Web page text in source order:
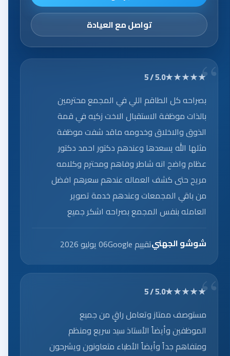
تواصل مع العيادة
★★★★★
5.0 / 5
بصراحه كل الطاقم اللي في المجمع محترمين
بالذات موظفة الاستقبال الاخت زكيه في قمة
الذوق والاخلاق وخدومه ماقد شفت موظفة
مثلها الله يسعدها وعندهم دكتور احمد دكتور
عظام واضح انه شاطر وفاهم ومحترم وكلامه
مريح حتى كشف العماله عندهم سعرهم افضل
من باقي المجمعات وعندهم خدمة تصوير
العامله بنفس المجمع بصراحه اشكر جميع
شوشو الجهنيتقييم Google 06 يوليو 2026
★★★★★
5.0 / 5
مستوصف ممتاز وتعامل راقٍ من جميع
الموظفين وأيضاً الأستاذ سيد سريع ومنظم
ومتفاهم جداً وأيضاً الأطباء متعاونون ويشرحون